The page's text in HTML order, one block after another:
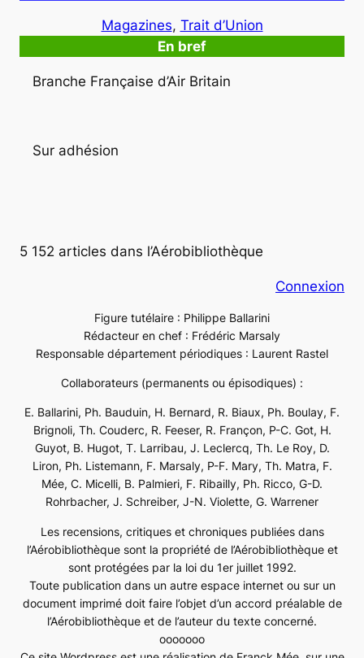
Magazines, Trait d’Union
En bref
Branche Française d’Air Britain
Sur adhésion
5 152 articles dans l’Aérobibliothèque
Connexion
Figure tutélaire : Philippe Ballarini
Rédacteur en chef : Frédéric Marsaly
Responsable département périodiques : Laurent Rastel
Collaborateurs (permanents ou épisodiques) :
E. Ballarini, Ph. Bauduin, H. Bernard, R. Biaux, Ph. Boulay, F.
Brignoli, Th. Couderc, R. Feeser, R. Françon, P-C. Got, H.
Guyot, B. Hugot, T. Larribau, J. Leclercq, Th. Le Roy, D.
Liron, Ph. Listemann, F. Marsaly, P-F. Mary, Th. Matra, F.
Mée, C. Micelli, B. Palmieri, F. Ribailly, Ph. Ricco, G-D.
Rohrbacher, J. Schreiber, J-N. Violette, G. Warrener
Les recensions, critiques et chroniques publiées dans
l’Aérobibliothèque sont la propriété de l’Aérobibliothèque et
sont protégées par la loi du 1er juillet 1992.
Toute publication dans un autre espace internet ou sur un
document imprimé doit faire l’objet d’un accord préalable de
l’Aérobibliothèque et de l’auteur du texte concerné.
ooooooo